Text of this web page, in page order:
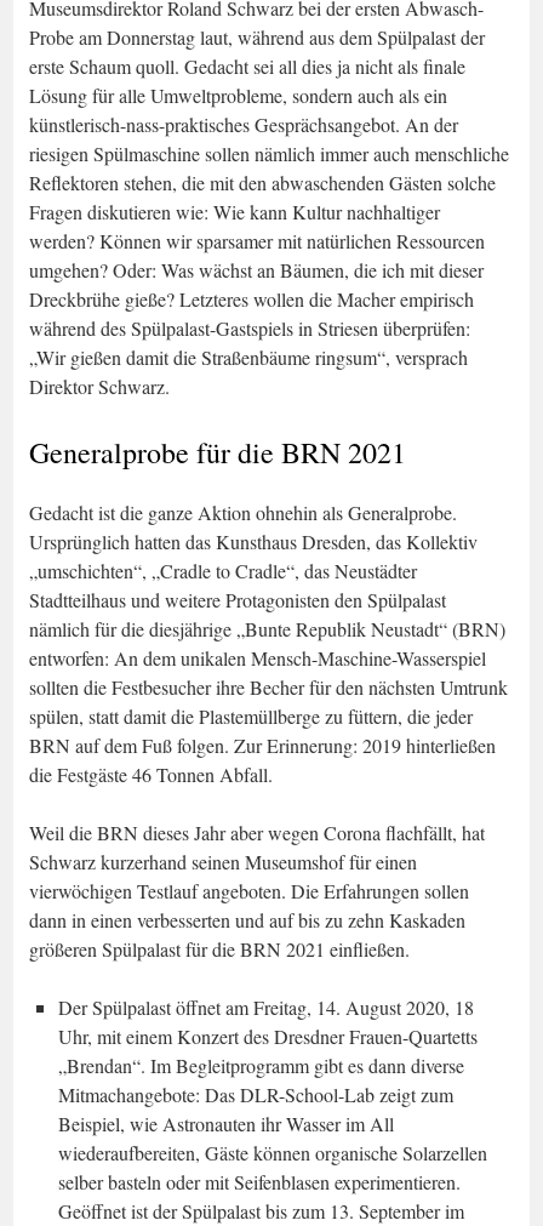
Museumsdirektor Roland Schwarz bei der ersten Abwasch-
Probe am Donnerstag laut, während aus dem Spülpalast der
erste Schaum quoll. Gedacht sei all dies ja nicht als finale
Lösung für alle Umweltprobleme, sondern auch als ein
künstlerisch-nass-praktisches Gesprächsangebot. An der
riesigen Spülmaschine sollen nämlich immer auch menschliche
Reflektoren stehen, die mit den abwaschenden Gästen solche
Fragen diskutieren wie: Wie kann Kultur nachhaltiger
werden? Können wir sparsamer mit natürlichen Ressourcen
umgehen? Oder: Was wächst an Bäumen, die ich mit dieser
Dreckbrühe gieße? Letzteres wollen die Macher empirisch
während des Spülpalast-Gastspiels in Striesen überprüfen:
„Wir gießen damit die Straßenbäume ringsum“, versprach
Direktor Schwarz.
Generalprobe für die BRN 2021
Gedacht ist die ganze Aktion ohnehin als Generalprobe.
Ursprünglich hatten das Kunsthaus Dresden, das Kollektiv
„umschichten“, „Cradle to Cradle“, das Neustädter
Stadtteilhaus und weitere Protagonisten den Spülpalast
nämlich für die diesjährige „Bunte Republik Neustadt“ (BRN)
entworfen: An dem unikalen Mensch-Maschine-Wasserspiel
sollten die Festbesucher ihre Becher für den nächsten Umtrunk
spülen, statt damit die Plastemüllberge zu füttern, die jeder
BRN auf dem Fuß folgen. Zur Erinnerung: 2019 hinterließen
die Festgäste 46 Tonnen Abfall.
Weil die BRN dieses Jahr aber wegen Corona flachfällt, hat
Schwarz kurzerhand seinen Museumshof für einen
vierwöchigen Testlauf angeboten. Die Erfahrungen sollen
dann in einen verbesserten und auf bis zu zehn Kaskaden
größeren Spülpalast für die BRN 2021 einfließen.
Der Spülpalast öffnet am Freitag, 14. August 2020, 18
Uhr, mit einem Konzert des Dresdner Frauen-Quartetts
„Brendan“. Im Begleitprogramm gibt es dann diverse
Mitmachangebote: Das DLR-School-Lab zeigt zum
Beispiel, wie Astronauten ihr Wasser im All
wiederaufbereiten, Gäste können organische Solarzellen
selber basteln oder mit Seifenblasen experimentieren.
Geöffnet ist der Spülpalast bis zum 13. September im